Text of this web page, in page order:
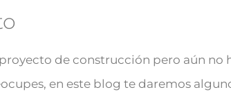
de construcción pero aún no
en este blog te daremos